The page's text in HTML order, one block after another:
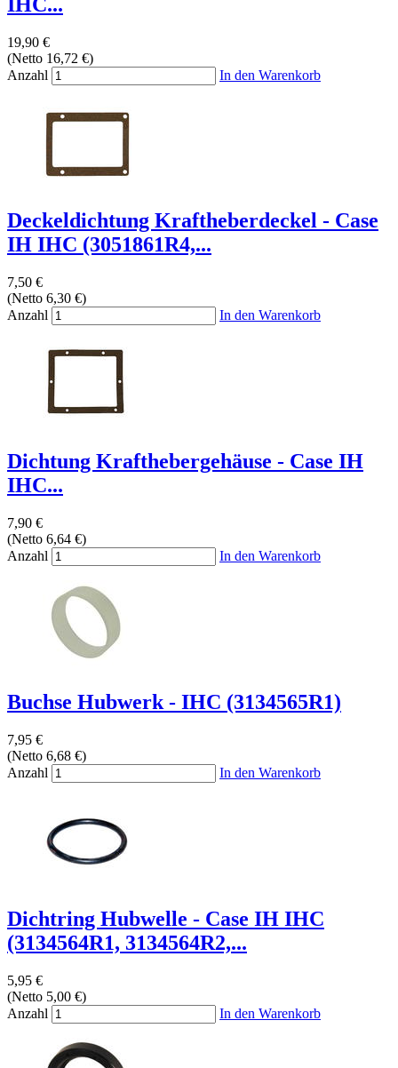
19,90 €
(Netto 16,72 €)
Anzahl
In den Warenkorb
Deckeldichtung Kraftheberdeckel - Case
IH IHC (3051861R4,...
7,50 €
(Netto 6,30 €)
Anzahl
In den Warenkorb
Dichtung Krafthebergehäuse - Case IH
IHC...
7,90 €
(Netto 6,64 €)
Anzahl
In den Warenkorb
Buchse Hubwerk - IHC (3134565R1)
7,95 €
(Netto 6,68 €)
Anzahl
In den Warenkorb
Dichtring Hubwelle - Case IH IHC
(3134564R1, 3134564R2,...
5,95 €
(Netto 5,00 €)
Anzahl
In den Warenkorb